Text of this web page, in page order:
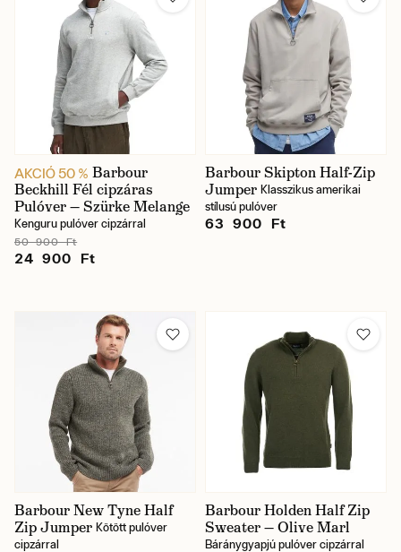
Pohlaví
Férfi
AKCIÓ 50 % Barbour
Beckhill Fél cipzáras
Pulóver — Szürke Melange
Kenguru pulóver cipzárral
50 900 Ft
24 900 Ft
Barbour Skipton Half-Zip
Jumper Klasszikus amerikai
stílusú pulóver
63 900 Ft
Barbour New Tyne Half
Zip Jumper Kötött pulóver
cipzárral
Barbour Holden Half Zip
Sweater — Olive Marl
Báránygyapjú pulóver cipzárral